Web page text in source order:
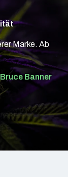
Marke. Ab
Bruce Banner